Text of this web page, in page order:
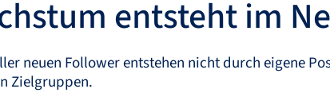
entsteht im
neuen Follower entstehen nicht durch eigene
Zielgruppen.